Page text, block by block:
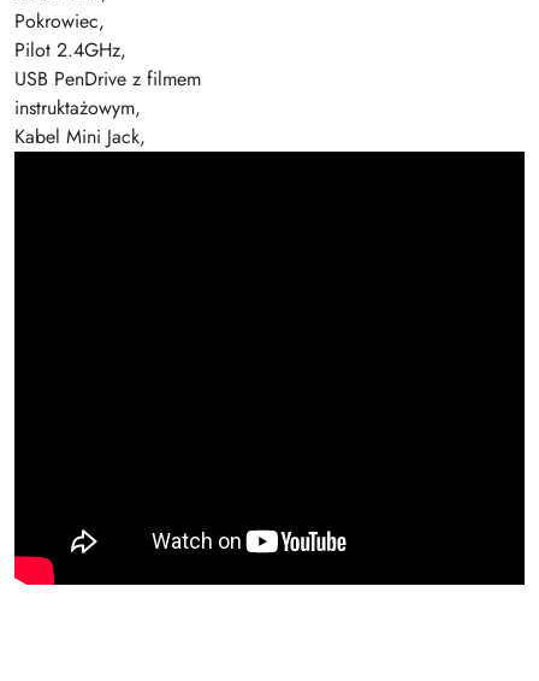
Pokrowiec,
Pilot 2.4GHz,
USB PenDrive z filmem
instruktażowym,
Kabel Mini Jack,